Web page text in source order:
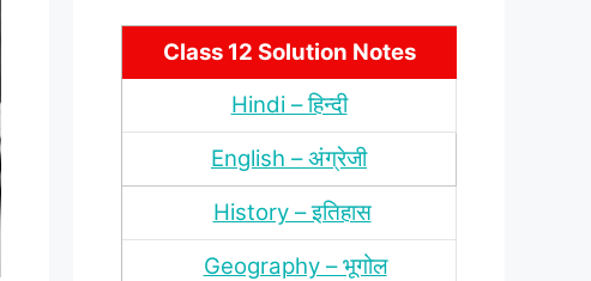
Class 12 Solution Notes
Hindi – हिन्‍दी
English – अंग्रेजी
History – इतिहास
Geography – भूगोल